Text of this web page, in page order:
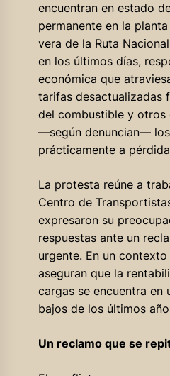
encuentran en estado
permanente en la
vera de la Ruta
en los últimos días,
económica que
tarifas desactualizadas
del combustible y
—según denuncian—
prácticamente a
La protesta reúne a
Centro de
expresaron su
respuestas ante un
urgente. En un
aseguran que la
cargas se encuentra en
bajos de los últimos
Un reclamo que se